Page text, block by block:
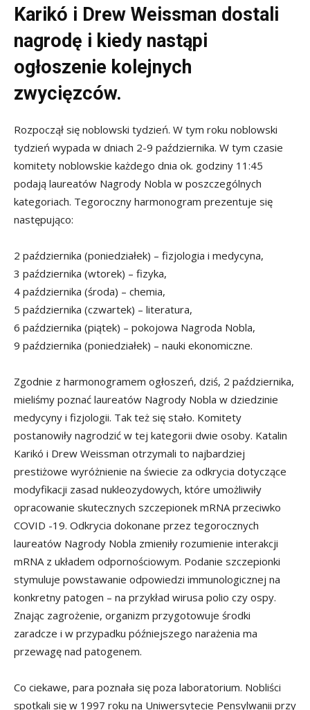
Karikó i Drew Weissman dostali
nagrodę i kiedy nastąpi
ogłoszenie kolejnych
zwycięzców.
Rozpoczął się noblowski tydzień. W tym roku noblowski
tydzień wypada w dniach 2-9 października. W tym czasie
komitety noblowskie każdego dnia ok. godziny 11:45
podają laureatów Nagrody Nobla w poszczególnych
kategoriach. Tegoroczny harmonogram prezentuje się
następująco:
2 października (poniedziałek) – fizjologia i medycyna,
3 października (wtorek) – fizyka,
4 października (środa) – chemia,
5 października (czwartek) – literatura,
6 października (piątek) – pokojowa Nagroda Nobla,
9 października (poniedziałek) – nauki ekonomiczne.
Zgodnie z harmonogramem ogłoszeń, dziś, 2 października,
mieliśmy poznać laureatów Nagrody Nobla w dziedzinie
medycyny i fizjologii. Tak też się stało. Komitety
postanowiły nagrodzić w tej kategorii dwie osoby. Katalin
Karikó i Drew Weissman otrzymali to najbardziej
prestiżowe wyróżnienie na świecie za odkrycia dotyczące
modyfikacji zasad nukleozydowych, które umożliwiły
opracowanie skutecznych szczepionek mRNA przeciwko
COVID -19. Odkrycia dokonane przez tegorocznych
laureatów Nagrody Nobla zmieniły rozumienie interakcji
mRNA z układem odpornościowym. Podanie szczepionki
stymuluje powstawanie odpowiedzi immunologicznej na
konkretny patogen – na przykład wirusa polio czy ospy.
Znając zagrożenie, organizm przygotowuje środki
zaradcze i w przypadku późniejszego narażenia ma
przewagę nad patogenem.
Co ciekawe, para poznała się poza laboratorium. Nobliści
spotkali się w 1997 roku na Uniwersytecie Pensylwanii przy